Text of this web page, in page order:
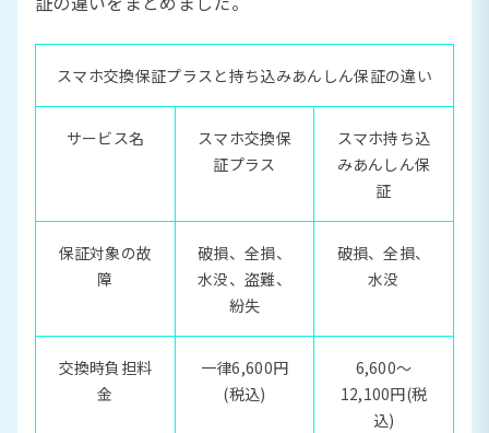
スマホ交換保証プラスと持ち込みあんしん保証の違い
サービス名
スマホ交換保
証プラス
スマホ持ち込
みあんしん保
証
保証対象の故
障
破損、全損、
水没、盗難、
紛失
破損、全損、
水没
交換時負担料
金
一律6,600円
(税込)
6,600〜
12,100円(税
込)